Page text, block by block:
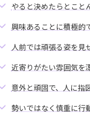
やると決めたらとこと
興味あることに積極的
人前では頑張る姿を見
近寄りがたい雰囲気を
意外と頑固で、人に指
勢いではなく慎重に行